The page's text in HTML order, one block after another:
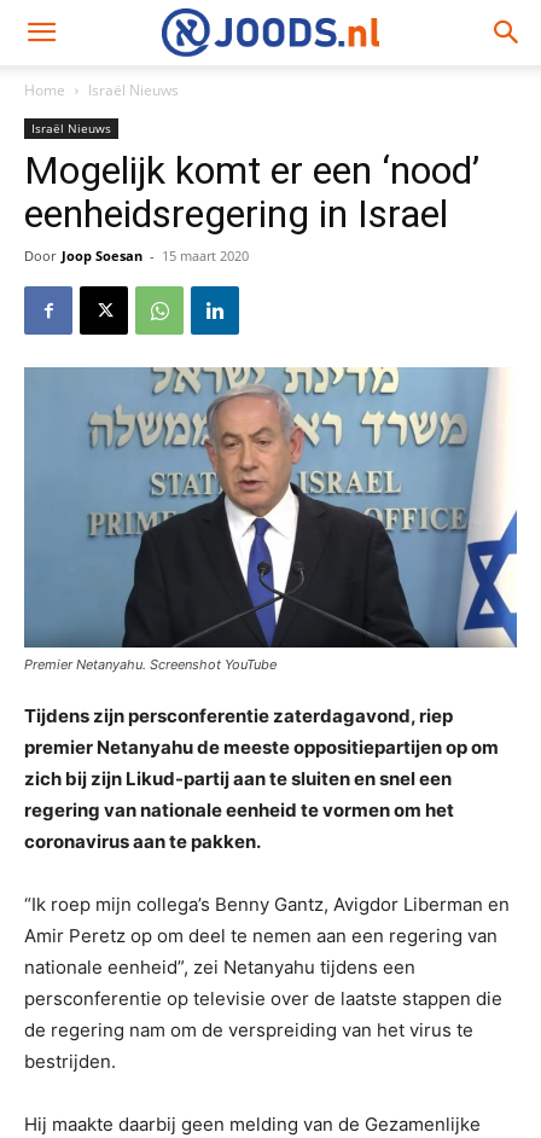
Home Israël Nieuws
Israël Nieuws
Mogelijk komt er een ‘nood’
eenheidsregering in Israel
Door Joop Soesan - 15 maart 2020
Premier Netanyahu. Screenshot YouTube
Tijdens zijn persconferentie zaterdagavond, riep
premier Netanyahu de meeste oppositiepartijen op om
zich bij zijn Likud-partij aan te sluiten en snel een
regering van nationale eenheid te vormen om het
coronavirus aan te pakken.
“Ik roep mijn collega’s Benny Gantz, Avigdor Liberman en
Amir Peretz op om deel te nemen aan een regering van
nationale eenheid”, zei Netanyahu tijdens een
persconferentie op televisie over de laatste stappen die
de regering nam om de verspreiding van het virus te
bestrijden.
Hij maakte daarbij geen melding van de Gezamenlijke